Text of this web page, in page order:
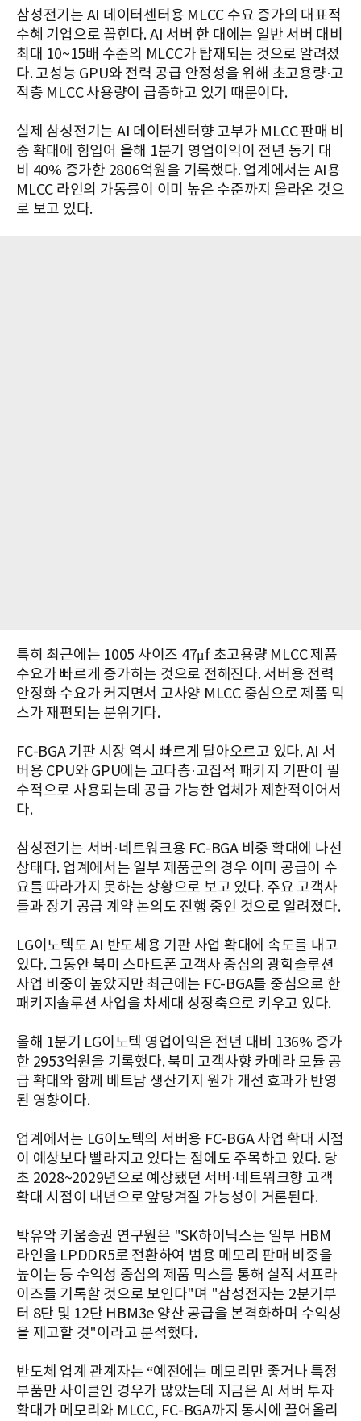
삼성전기는 AI 데이터센터용 MLCC 수요 증가의 대표적
수혜 기업으로 꼽힌다. AI 서버 한 대에는 일반 서버 대비
최대 10~15배 수준의 MLCC가 탑재되는 것으로 알려졌
다. 고성능 GPU와 전력 공급 안정성을 위해 초고용량·고
적층 MLCC 사용량이 급증하고 있기 때문이다.
실제 삼성전기는 AI 데이터센터향 고부가 MLCC 판매 비
중 확대에 힘입어 올해 1분기 영업이익이 전년 동기 대
비 40% 증가한 2806억원을 기록했다. 업계에서는 AI용
MLCC 라인의 가동률이 이미 높은 수준까지 올라온 것으
로 보고 있다.
특히 최근에는 1005 사이즈 47μf 초고용량 MLCC 제품
수요가 빠르게 증가하는 것으로 전해진다. 서버용 전력
안정화 수요가 커지면서 고사양 MLCC 중심으로 제품 믹
스가 재편되는 분위기다.
FC-BGA 기판 시장 역시 빠르게 달아오르고 있다. AI 서
버용 CPU와 GPU에는 고다층·고집적 패키지 기판이 필
수적으로 사용되는데 공급 가능한 업체가 제한적이어서
다.
삼성전기는 서버·네트워크용 FC-BGA 비중 확대에 나선
상태다. 업계에서는 일부 제품군의 경우 이미 공급이 수
요를 따라가지 못하는 상황으로 보고 있다. 주요 고객사
들과 장기 공급 계약 논의도 진행 중인 것으로 알려졌다.
LG이노텍도 AI 반도체용 기판 사업 확대에 속도를 내고
있다. 그동안 북미 스마트폰 고객사 중심의 광학솔루션
사업 비중이 높았지만 최근에는 FC-BGA를 중심으로 한
패키지솔루션 사업을 차세대 성장축으로 키우고 있다.
올해 1분기 LG이노텍 영업이익은 전년 대비 136% 증가
한 2953억원을 기록했다. 북미 고객사향 카메라 모듈 공
급 확대와 함께 베트남 생산기지 원가 개선 효과가 반영
된 영향이다.
업계에서는 LG이노텍의 서버용 FC-BGA 사업 확대 시점
이 예상보다 빨라지고 있다는 점에도 주목하고 있다. 당
초 2028~2029년으로 예상됐던 서버·네트워크향 고객
확대 시점이 내년으로 앞당겨질 가능성이 거론된다.
박유악 키움증권 연구원은 "SK하이닉스는 일부 HBM
라인을 LPDDR5로 전환하여 범용 메모리 판매 비중을
높이는 등 수익성 중심의 제품 믹스를 통해 실적 서프라
이즈를 기록할 것으로 보인다"며 "삼성전자는 2분기부
터 8단 및 12단 HBM3e 양산 공급을 본격화하며 수익성
을 제고할 것"이라고 분석했다.
반도체 업계 관계자는 “예전에는 메모리만 좋거나 특정
부품만 사이클인 경우가 많았는데 지금은 AI 서버 투자
확대가 메모리와 MLCC, FC-BGA까지 동시에 끌어올리